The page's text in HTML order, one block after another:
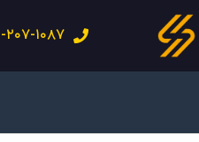
رفتن
به
محتوا
۰۹۱۰-۲۰۷-